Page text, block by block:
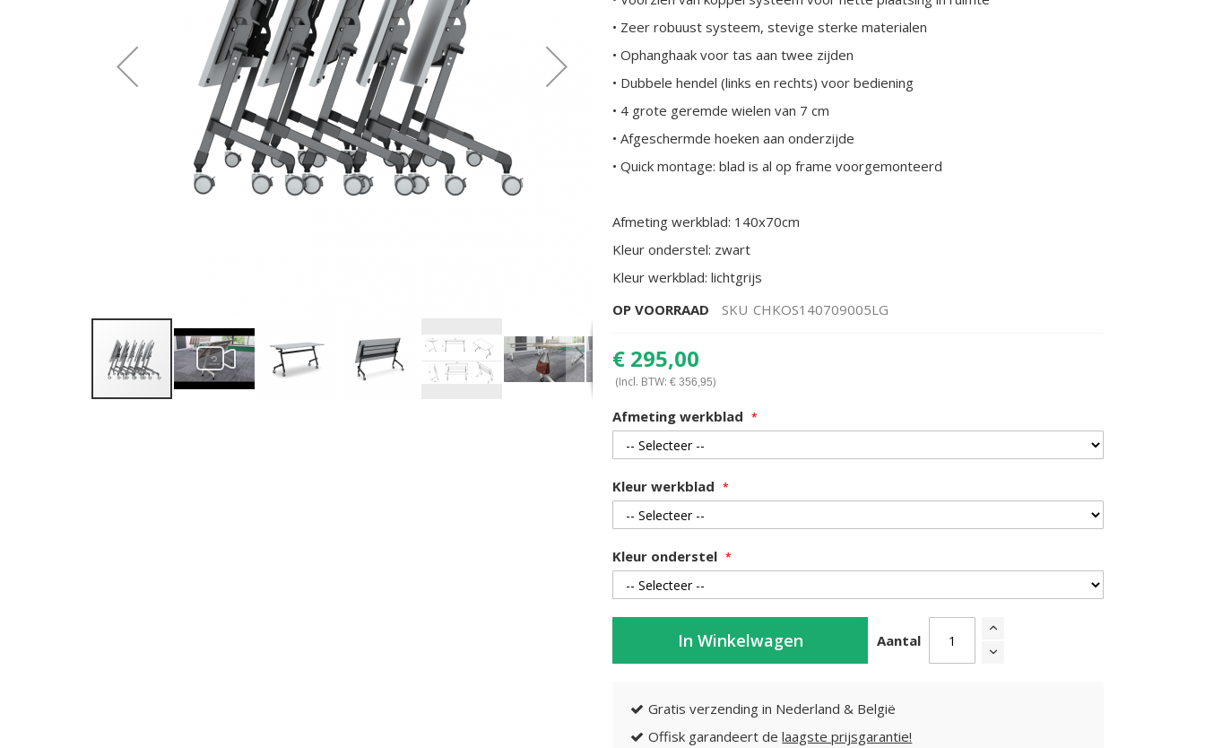
• Zeer robuust systeem, stevige sterke materialen
• Ophanghaak voor tas aan twee zijden
• Dubbele hendel (links en rechts) voor bediening
• 4 grote geremde wielen van 7 cm
• Afgeschermde hoeken aan onderzijde
• Quick montage: blad is al op frame voorgemonteerd
Afmeting werkblad: 140x70cm
Kleur onderstel: zwart
Kleur werkblad: lichtgrijs
OP VOORRAAD
SKU CHKOS140709005LG
€ 295,00
(Incl. BTW:€ 356,95)
Afmeting werkblad
Kleur werkblad
Kleur onderstel
Aantal
In Winkelwagen
Gratis verzending in Nederland & België
Offisk garandeert delaagste prijsgarantie!